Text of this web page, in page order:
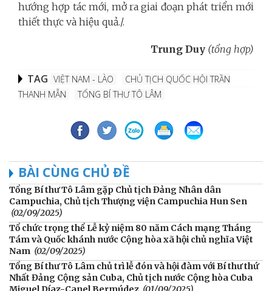
hướng hợp tác mới, mở ra giai đoạn phát triển mới
thiết thực và hiệu quả./.
Trung Duy (tổng hợp)
TAG VIỆT NAM - LÀO
CHỦ TỊCH QUỐC HỘI TRẦN
THANH MẪN
TỔNG BÍ THƯ TÔ LÂM
BÀI CÙNG CHỦ ĐỀ
Tổng Bí thư Tô Lâm gặp Chủ tịch Đảng Nhân dân
Campuchia, Chủ tịch Thượng viện Campuchia Hun Sen
(02/09/2025)
Tổ chức trọng thể Lễ kỷ niệm 80 năm Cách mạng Tháng
Tám và Quốc khánh nước Cộng hòa xã hội chủ nghĩa Việt
Nam (02/09/2025)
Tổng Bí thư Tô Lâm chủ trì lễ đón và hội đàm với Bí thư thứ
Nhất Đảng Cộng sản Cuba, Chủ tịch nước Cộng hòa Cuba